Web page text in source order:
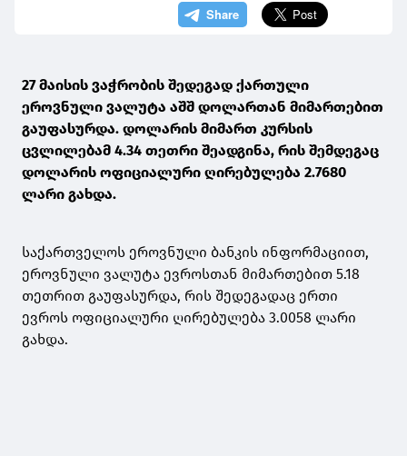
27 მაისის ვაჭრობის შედეგად ქართული
ეროვნული ვალუტა აშშ დოლართან მიმართებით
გაუფასურდა. დოლარის მიმართ კურსის
ცვლილებამ 4.34 თეთრი შეადგინა, რის შემდეგაც
დოლარის ოფიციალური ღირებულება 2.7680
ლარი გახდა.
საქართველოს ეროვნული ბანკის ინფორმაციით,
ეროვნული ვალუტა ევროსთან მიმართებით 5.18
თეთრით გაუფასურდა, რის შედეგადაც ერთი
ევროს ოფიციალური ღირებულება 3.0058 ლარი
გახდა.